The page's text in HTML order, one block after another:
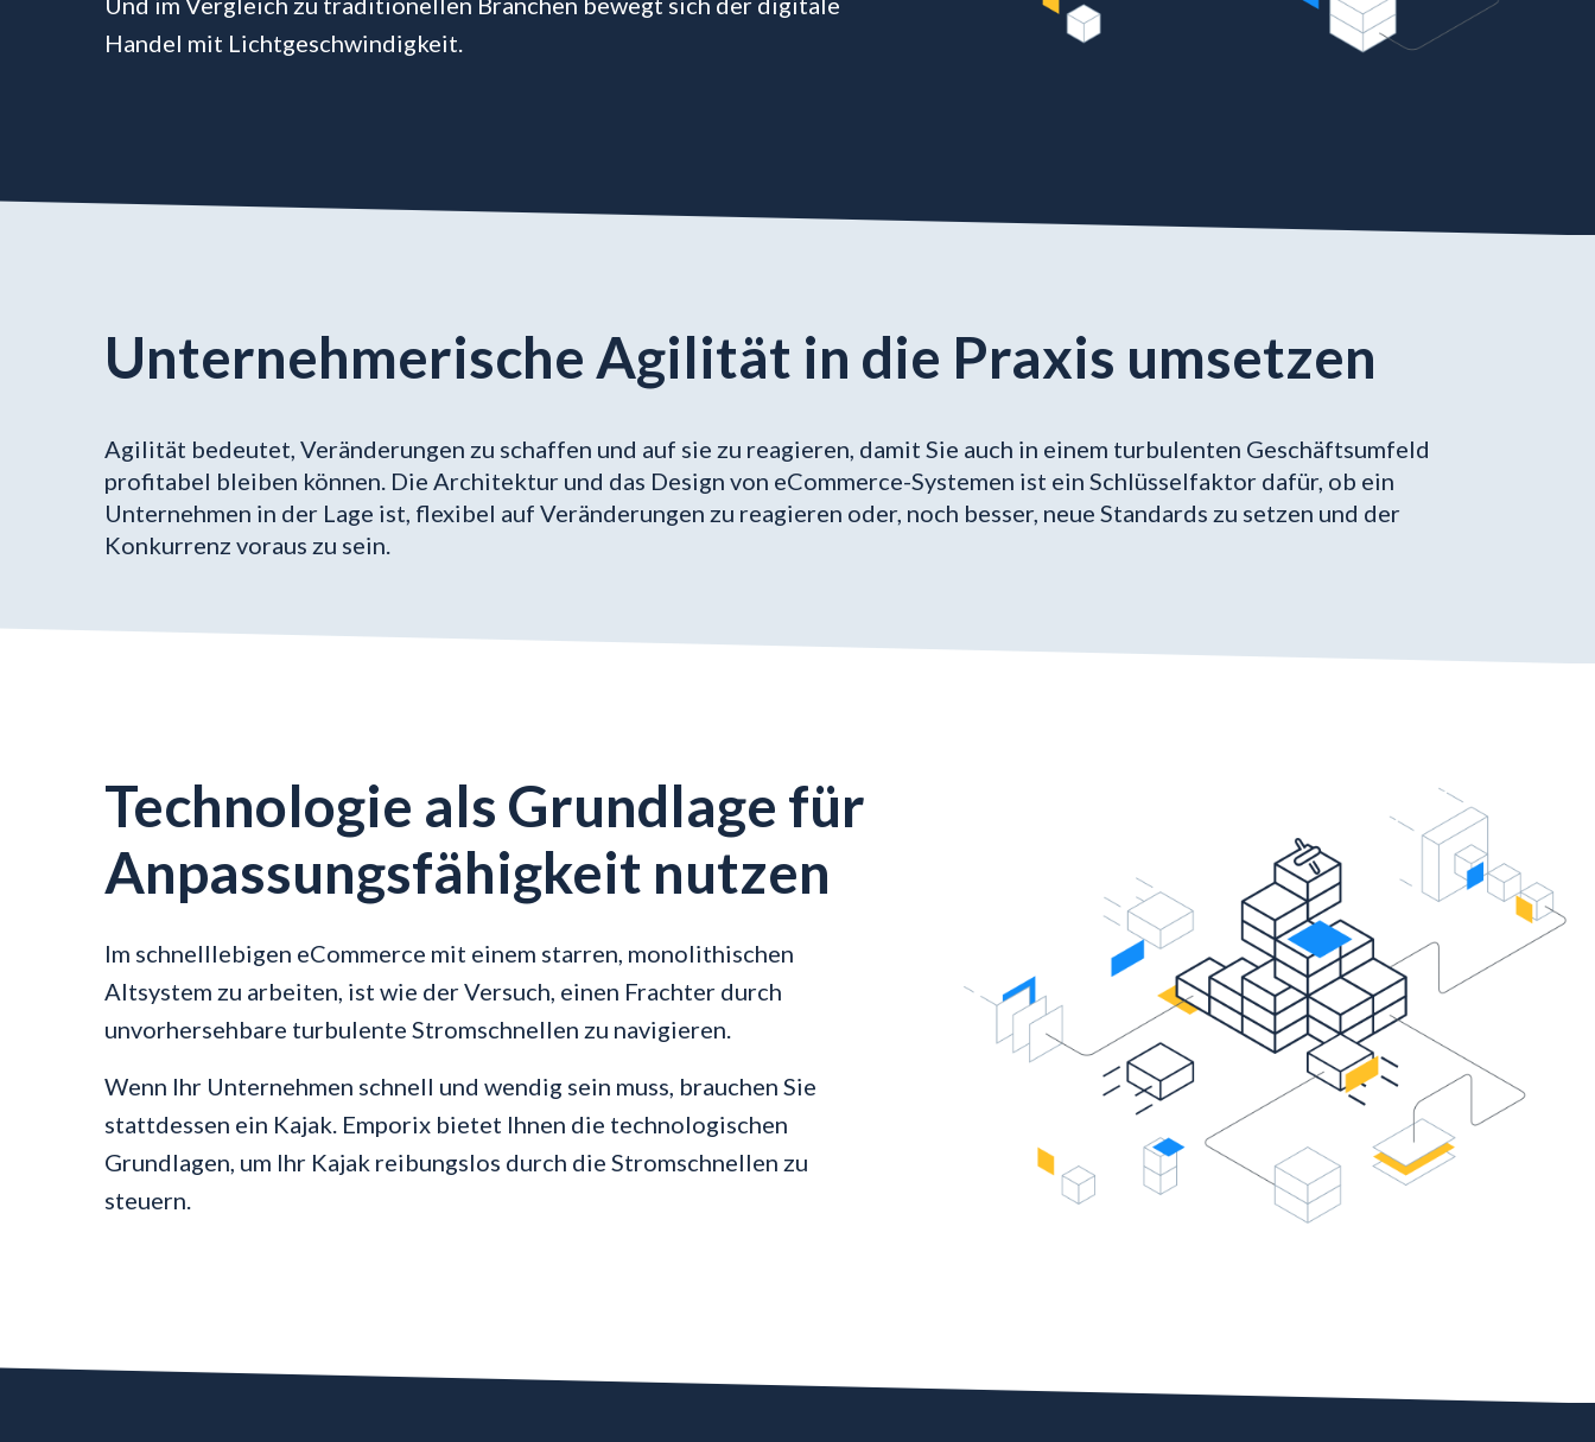
Handel mit Lichtgeschwindigkeit.
Unternehmerische Agilität in die Praxis umsetzen
Agilität bedeutet, Veränderungen zu schaffen und auf sie zu reagieren, damit Sie auch in einem turbulenten Geschäftsumfeld
profitabel bleiben können. Die Architektur und das Design von eCommerce-Systemen ist ein Schlüsselfaktor dafür, ob ein
Unternehmen in der Lage ist, flexibel auf Veränderungen zu reagieren oder, noch besser, neue Standards zu setzen und der
Konkurrenz voraus zu sein.
Technologie als Grundlage für
Anpassungsfähigkeit nutzen
Im schnelllebigen eCommerce mit einem starren, monolithischen
Altsystem zu arbeiten, ist wie der Versuch, einen Frachter durch
unvorhersehbare turbulente Stromschnellen zu navigieren.
Wenn Ihr Unternehmen schnell und wendig sein muss, brauchen Sie
stattdessen ein Kajak. Emporix bietet Ihnen die technologischen
Grundlagen, um Ihr Kajak reibungslos durch die Stromschnellen zu
steuern.